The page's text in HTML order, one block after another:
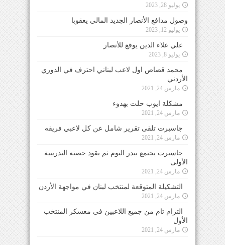
يوليو 28, 2023
وصول مدافع الأنصار الجديد المالي يعقوبا
يوليو 12, 2023
علي علاء الدين يوقع للأنصار
يوليو 8, 2023
محمد قصاص اول لاعب لبناني احترف في الدوري
الأردني
مارس 24, 2021
مشكلة ايوب حلت بهدوء
مارس 24, 2021
جاسبرت تلقى تقرير شامل عن كل لاعبي فريقه
مارس 24, 2021
جاسبرت يجتمع ببدر اليوم ثم يقود حصته التدريبية
الأولى
مارس 24, 2021
التشكيلة المتوقعة لمنتخب لبنان في مواجهة الأردن
مارس 24, 2021
التزام تام من جميع اللاعبين في معسكر المنتخب
الأول
مارس 24, 2021